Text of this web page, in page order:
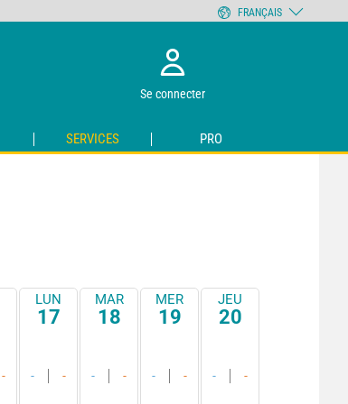
Se connecter
SERVICES PRO
-
LUN
17
- -
MAR
18
- -
MER
19
- -
JEU
20
- -
FRANÇAIS